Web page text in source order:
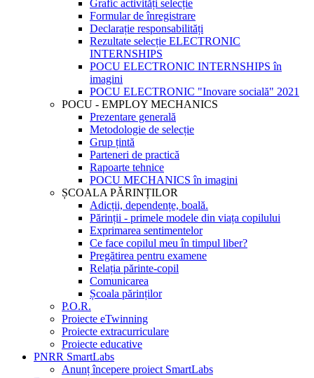
Grafic activități selecție
Formular de înregistrare
Declarație responsabilități
Rezultate selecție ELECTRONIC
INTERNSHIPS
POCU ELECTRONIC INTERNSHIPS în
imagini
POCU ELECTRONIC "Inovare socială" 2021
POCU - EMPLOY MECHANICS
Prezentare generală
Metodologie de selecție
Grup țintă
Parteneri de practică
Rapoarte tehnice
POCU MECHANICS în imagini
ȘCOALA PĂRINȚILOR
Adicții, dependențe, boală.
Părinții - primele modele din viața copilului
Exprimarea sentimentelor
Ce face copilul meu în timpul liber?
Pregătirea pentru examene
Relația părinte-copil
Comunicarea
Școala părinților
P.O.R.
Proiecte eTwinning
Proiecte extracurriculare
Proiecte educative
PNRR SmartLabs
Anunț începere proiect SmartLabs